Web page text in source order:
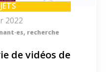
2022
, recherche
de vidéos de